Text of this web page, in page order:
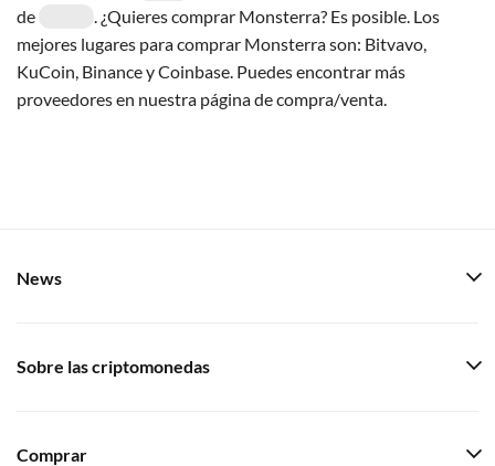
de
. ¿Quieres comprar Monsterra? Es posible. Los
mejores lugares para comprar Monsterra son: Bitvavo,
KuCoin, Binance y Coinbase. Puedes encontrar más
proveedores en nuestra página de compra/venta.
News
Sobre las criptomonedas
Comprar